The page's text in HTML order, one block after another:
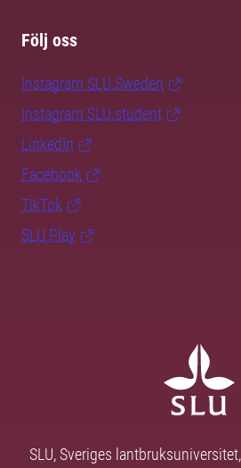
Följ oss
Instagram SLU.Sweden
Instagram SLU.student
LinkedIn
Facebook
TikTok
SLU Play
SLU, Sveriges